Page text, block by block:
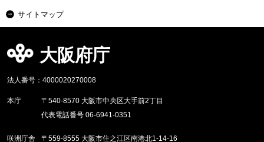
サイトマップ
大阪府庁
法人番号：4000020270008
本庁
〒540-8570 大阪市中央区大手前2丁目
代表電話番号 06-6941-0351
咲洲庁舎 〒559-8555 大阪市住之江区南港北1-14-16